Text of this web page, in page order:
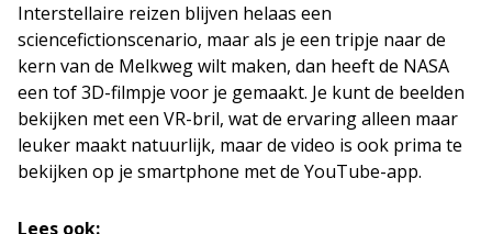
Interstellaire reizen blijven helaas een
sciencefictionscenario, maar als je een tripje naar de
kern van de Melkweg wilt maken, dan heeft de NASA
een tof 3D-filmpje voor je gemaakt. Je kunt de beelden
bekijken met een VR-bril, wat de ervaring alleen maar
leuker maakt natuurlijk, maar de video is ook prima te
bekijken op je smartphone met de YouTube-app.
Lees ook: